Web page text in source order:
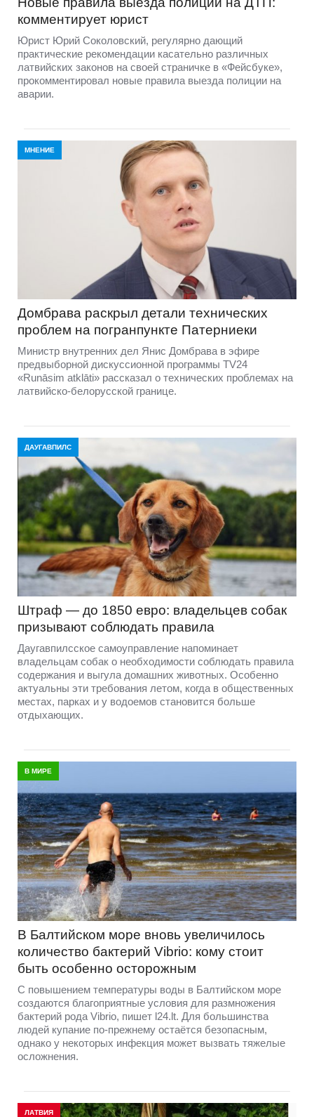
комментирует юрист
Юрист Юрий Соколовский, регулярно дающий
практические рекомендации касательно различных
латвийских законов на своей страничке в «Фейсбуке»,
прокомментировал новые правила выезда полиции на
аварии.
МНЕНИЕ
Домбравa раскрыл детали технических
проблем на погранпункте Патерниеки
Министр внутренних дел Янис Домбрава в эфире
предвыборной дискуссионной программы TV24
«Runāsim atklāti» рассказал о технических проблемах на
латвийско-белорусской границе.
ДАУГАВПИЛС
Штраф — до 1850 евро: владельцев собак
призывают соблюдать правила
Даугавпилсское самоуправление напоминает
владельцам собак о необходимости соблюдать правила
содержания и выгула домашних животных. Особенно
актуальны эти требования летом, когда в общественных
местах, парках и у водоемов становится больше
отдыхающих.
В МИРЕ
В Балтийском море вновь увеличилось
количество бактерий Vibrio: кому стоит
быть особенно осторожным
С повышением температуры воды в Балтийском море
создаются благоприятные условия для размножения
бактерий рода Vibrio, пишет l24.lt. Для большинства
людей купание по-прежнему остаётся безопасным,
однако у некоторых инфекция может вызвать тяжелые
осложнения.
ЛАТВИЯ